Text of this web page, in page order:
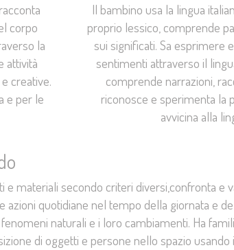
corpo
la
attività
creative.
e per le
Il bambino usa la lingua
proprio lessico, comprende
sui significati. Sa esprimere
sentimenti attraverso il
comprende narrazioni,
riconosce e sperimenta la
avvicina alla
e materiali secondo criteri diversi,confronta e
quotidiane nel tempo della giornata e
naturali e i loro cambiamenti. Ha
di oggetti e persone nello spazio